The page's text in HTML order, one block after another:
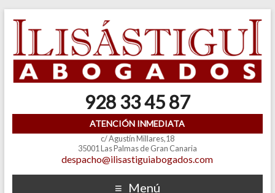
928 33 45 87
ATENCIÓN INMEDIATA
c/ Agustín Millares,18
35001 Las Palmas de Gran Canaria
despacho@ilisastiguiabogados.com
Menú